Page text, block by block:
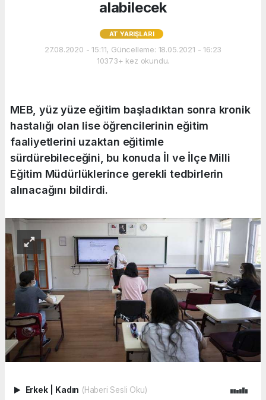
alabilecek
AT YARIŞLARI
27.08.2020 - 15:11, Güncelleme: 18.05.2021 - 16:23
10373+ kez okundu.
MEB, yüz yüze eğitim başladıktan sonra kronik
hastalığı olan lise öğrencilerinin eğitim
faaliyetlerini uzaktan eğitimle
sürdürebileceğini, bu konuda İl ve İlçe Milli
Eğitim Müdürlüklerince gerekli tedbirlerin
alınacağını bildirdi.
Erkek Kadın (Haberi Sesli Oku)